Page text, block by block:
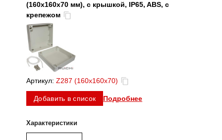
(160x160x70 мм), с крышкой, IP65, ABS, с
крепежом
Артикул: Z287 (160х160х70)
Добавить в список Подробнее